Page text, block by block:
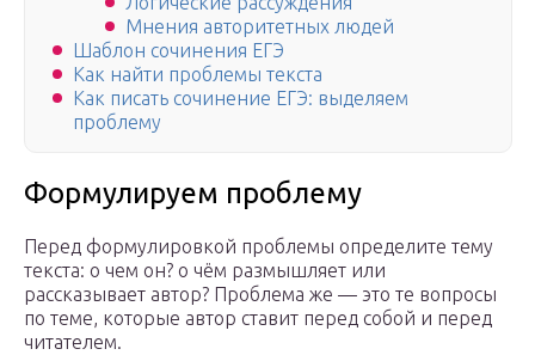
Мнения авторитетных людей
Шаблон сочинения ЕГЭ
Как найти проблемы текста
Как писать сочинение ЕГЭ: выделяем
проблему
Формулируем проблему
Перед формулировкой проблемы определите тему
текста: о чем он? о чём размышляет или
рассказывает автор? Проблема же — это те вопросы
по теме, которые автор ставит перед собой и перед
читателем.